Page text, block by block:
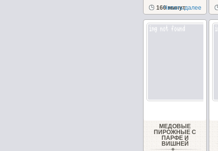
сметанным
кремом...
160 минут
Читать далее
МЕДОВЫЕ
ПИРОЖНЫЕ С
ПАРФЕ И
ВИШНЕЙ